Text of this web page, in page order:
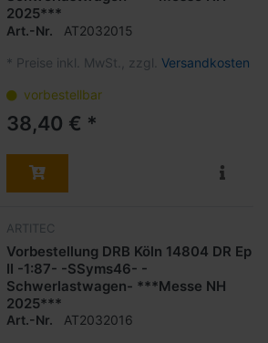
2025***
Art.-Nr. AT2032015
* Preise inkl. MwSt., zzgl. Versandkosten
vorbestellbar
38,40 € *
ARTITEC
Vorbestellung DRB Köln 14804 DR Ep
II -1:87- -SSyms46- -
Schwerlastwagen- ***Messe NH
2025***
Art.-Nr. AT2032016